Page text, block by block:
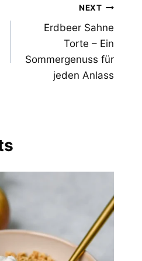
NEXT
Erdbeer Sahne
Torte – Ein
Sommergenuss für
jeden Anlass